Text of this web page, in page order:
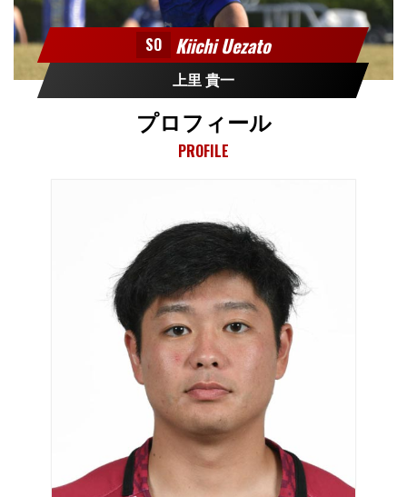
SO Kiichi Uezato
上里 貴一
プロフィール
PROFILE